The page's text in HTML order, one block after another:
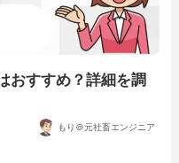
おすすめ？詳細を調
もり＠元社畜エンジニア